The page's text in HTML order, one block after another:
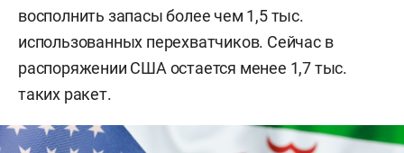
восполнить запасы более чем 1,5 тыс.
использованных перехватчиков. Сейчас в
распоряжении США остается менее 1,7 тыс.
таких ракет.